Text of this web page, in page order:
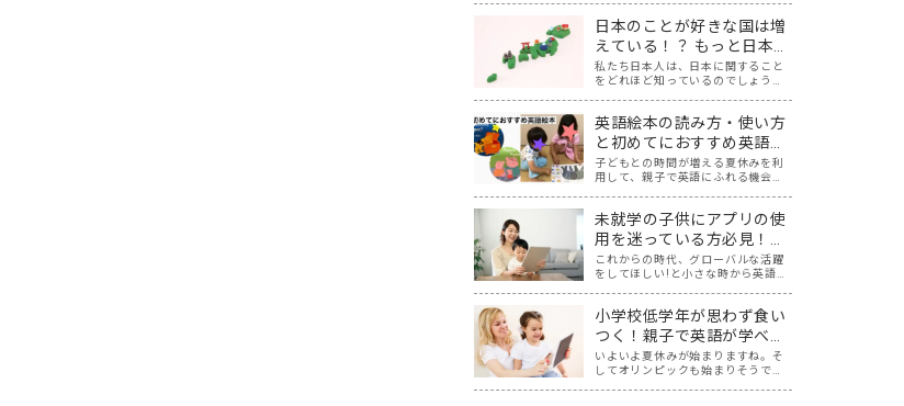
くのに、自分のための時間はほとん
どない…（涙）そんなママにはぜひ
この記事を読んで自分にとってよい
ルーティンを作り…
日本のことが好きな国は増
えている！？ もっと日本に
興味を持とう！ 好奇心が一
気に広がる魔法のツール
「Google Map」日本編
私たち日本人は、日本に関すること
をどれほど知っているのでしょう
を巧みに取り込んだ和風建築や、色
鮮やかな料理は、世界中の人々を惹
きつけ、それらを求めて日本を訪れ
る外国人観光客も…
英語絵本の読み方・使い方
と初めてにおすすめ英語絵
本3選
子どもとの時間が増える夏休みを利
用して、親子で英語にふれる機会を
Youtube、InstagramやTikTokなど
映像を一緒に見て真似する方法、ア
プリやボードゲーム、カードゲー
ム…
未就学の子供にアプリの使
用を迷っている方必見！お
すすめ無料英語アプリ７選
これからの時代、グローバルな活躍
をしてほしい!と小さな時から英語に
しょうか… そして、色々意見もある
中ですが、オリンピックも始まりま
した。 日本の選手だけでなく、たく
さんの国々…
小学校低学年が思わず食い
つく！親子で英語が学べる
オススメのアプリ5選
いよいよ夏休みが始まりますね。そ
してオリンピックも始まりそうです